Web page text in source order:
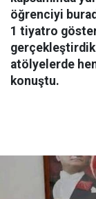
öğrenciyi
1 tiyatro
atölyelerde
konuştu.